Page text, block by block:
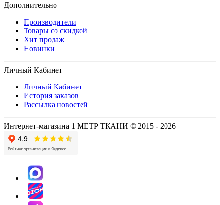
Дополнительно
Производители
Товары со скидкой
Хит продаж
Новинки
Личный Кабинет
Личный Кабинет
История заказов
Рассылка новостей
Интернет-магазина 1 МЕТР ТКАНИ © 2015 - 2026